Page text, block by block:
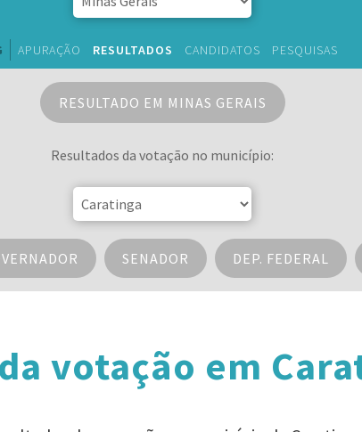
APURAÇÃO RESULTADOS CANDIDATOS PESQUISAS
RESULTADO EM MINAS GERAIS
Resultados da votação no município:
SENADOR DEP. FEDERAL
votação em